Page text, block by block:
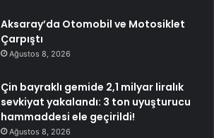
Aksaray’da Otomobil ve Motosiklet
Çarpıştı
Ağustos 8, 2026
Çin bayraklı gemide 2,1 milyar liralık
sevkiyat yakalandı: 3 ton uyuşturucu
hammaddesi ele geçirildi!
Ağustos 8, 2026